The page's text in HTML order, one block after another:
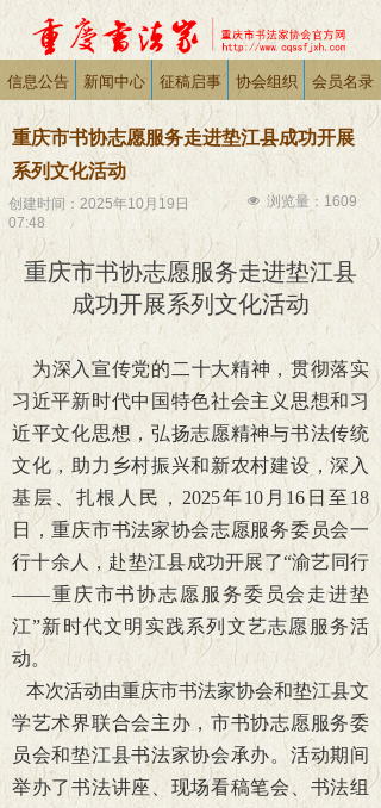
信息公告 新闻中心 征稿启事 协会组织 会员名录
重庆市书协志愿服务走进垫江县成功开展
系列文化活动
创建时间： 2025年10月19日
07:48
重庆市书协志愿服务走进垫江县
成功开展系列文化活动
为深入宣传党的二十大精神，贯彻落实
习近平新时代中国特色社会主义思想和习
近平文化思想，弘扬志愿精神与书法传统
文化，助力乡村振兴和新农村建设，深入
基层、扎根人民，2025年10月16日至18
日，重庆市书法家协会志愿服务委员会一
行十余人，赴垫江县成功开展了“渝艺同行
——重庆市书协志愿服务委员会走进垫
江”新时代文明实践系列文艺志愿服务活
动。
本次活动由重庆市书法家协会和垫江县文
学艺术界联合会主办，市书协志愿服务委
员会和垫江县书法家协会承办。活动期间
举办了书法讲座、现场看稿笔会、书法组
넶 浏览量： 1609